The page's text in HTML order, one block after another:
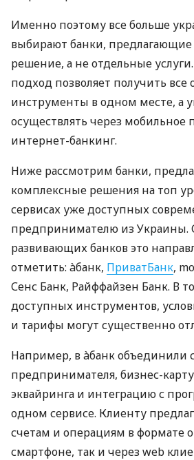
Именно поэтому все больше
выбирают банки,
решение, а не отдельные
подход позволяет получить все
инструменты в одном месте, а
осуществлять через
интернет-банкинг.
Ниже рассмотрим банки,
комплексные решения на топ
сервисах уже доступных
предпринимателю из Украины.
развивающих банков это
отметить: àбанк, ПриватБанк,
Сенс Банк, Райффайзен Банк. В
доступных инструментов,
и тарифы могут существенно
Например, в àбанк объединили
предпринимателя, бизнес-
эквайринга и интеграцию с
одном сервисе. Клиенту
счетам и операциям в формате
смартфоне, так и через web